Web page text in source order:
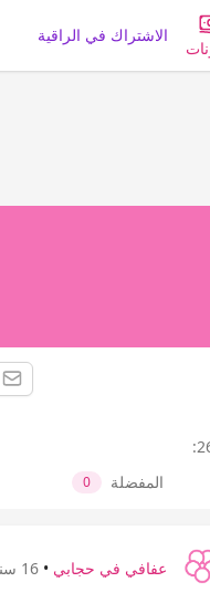
الاشتراك في الراقية
المفضلة 0
عفافي في حجابي • 16 سنة